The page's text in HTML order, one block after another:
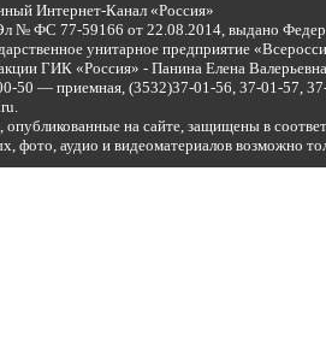
Интернет-Канал «Россия»
№ ФС 77-59166 от 22.08.2014, выдано
унитарное предприятие
ГИК «Россия» - Панина Елена
50 — приемная,(3532)37-01-56, 37-01-57,
на сайте, защищены в
фото, аудио и видеоматериалов возможно